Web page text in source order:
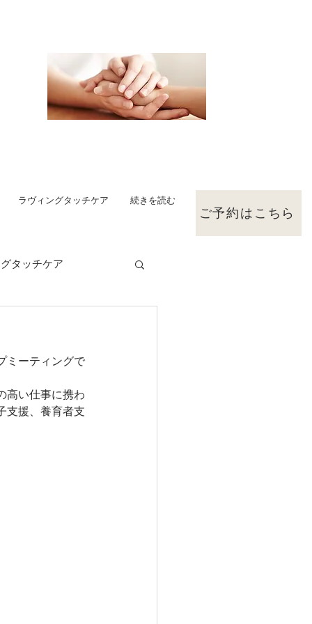
ご予約はこちら
ラヴィングタッチケア 続きを読む
タッチケア
ミーティングで
高い仕事に携わ
支援、養育者支